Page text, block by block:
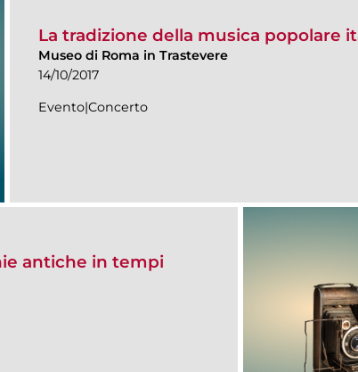
La tradizione della musica popolare
Museo di Roma in Trastevere
14/10/2017
Evento|Concerto
antiche in tempi